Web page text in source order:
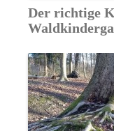
Der richtige